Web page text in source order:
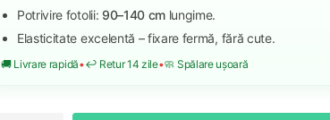
Potrivire fotolii: 90–140 cm lungime.
Elasticitate excelentă – fixare fermă, fără cute.
🚚 Livrare rapidă•↩️ Retur 14 zile•🧼 Spălare ușoară